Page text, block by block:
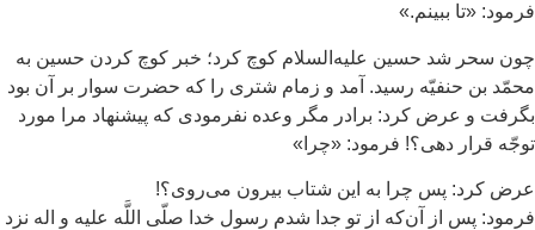
«تا ببينم.»
سحر شد حسين عليه‌السلام كوچ كرد؛ خبر كوچ كردن حسين به
بن حنفيّه رسيد. آمد و زمام شترى را كه حضرت سوار بر آن بود
و عرض كرد: برادر مگر وعده نفرمودى كه پيشنهاد مرا مورد
قرار دهى؟! فرمود: «چرا»
كرد: پس چرا به اين شتاب بيرون می‌روى؟!
پس از آن‌كه از تو جدا شدم رسول خدا صلّى اللَّه عليه و اله نزد